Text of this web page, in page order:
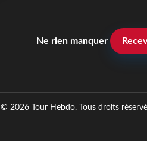
Ne rien manquer
© 2026 Tour Hebdo. Tous droits